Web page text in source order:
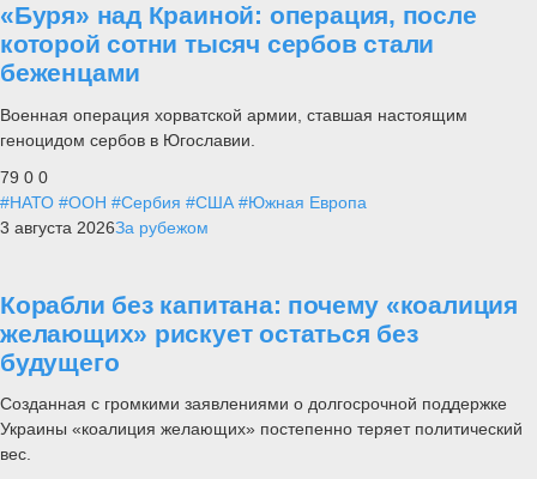
«Буря» над Краиной: операция, после
которой сотни тысяч сербов стали
беженцами
Военная операция хорватской армии, ставшая настоящим
геноцидом сербов в Югославии.
79 0 0
#НАТО #ООН #Сербия #США #Южная Европа
3 августа 2026За рубежом
Корабли без капитана: почему «коалиция
желающих» рискует остаться без
будущего
Созданная с громкими заявлениями о долгосрочной поддержке
Украины «коалиция желающих» постепенно теряет политический
вес.